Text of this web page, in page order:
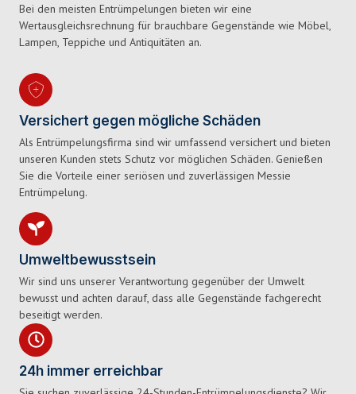
Bei den meisten Entrümpelungen bieten wir eine
Wertausgleichsrechnung für brauchbare Gegenstände wie Möbel,
Lampen, Teppiche und Antiquitäten an.
Versichert gegen mögliche Schäden
Als Entrümpelungsfirma sind wir umfassend versichert und bieten
unseren Kunden stets Schutz vor möglichen Schäden. Genießen
Sie die Vorteile einer seriösen und zuverlässigen Messie
Entrümpelung.
Umweltbewusstsein
Wir sind uns unserer Verantwortung gegenüber der Umwelt
bewusst und achten darauf, dass alle Gegenstände fachgerecht
beseitigt werden.
24h immer erreichbar